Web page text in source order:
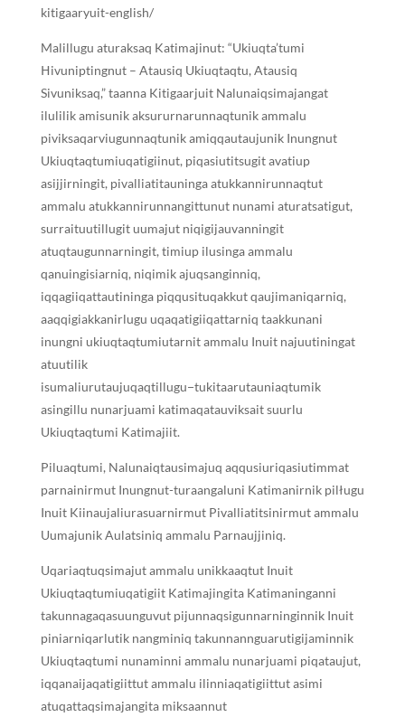
kitigaaryuit-english/
Malillugu aturaksaq Katimajinut: “Ukiuqta’tumi
ᕼivuniptingnut – Atausiq Ukiuqtaqtu, Atausiq
Sivuniksaq,” taanna Kitigaarjuit Nalunaiqsimajangat
ilulilik amisunik aksururnarunnaqtunik ammalu
piviksaqarviugunnaqtunik amiqqautaujunik Inungnut
Ukiuqtaqtumiuqatigiinut, piqasiutitsugit avatiup
asijjirningit, pivalliatitauninga atukkannirunnaqtut
ammalu atukkannirunnangittunut nunami aturatsatigut,
surraituutillugit uumajut niqigijauvanningit
atuqtaugunnarningit, timiup ilusinga ammalu
qanuingisiarniq, niqimik ajuqsanginniq,
iqqagiiqattautininga piqqusituqakkut qaujimaniqarniq,
aaqqigiakkanirlugu uqaqatigiiqattarniq taakkunani
inungni ukiuqtaqtumiutarnit ammalu Inuit najuutiningat
atuutilik
isumaliurutaujuqaqtillugu−tukitaarutauniaqtumik
asingillu nunarjuami katimaqatauviksait suurlu
Ukiuqtaqtumi Katimajiit.
Piluaqtumi, Nalunaiqtausimajuq aqqusiuriqasiutimmat
parnainirmut Inungnut-turaangaluni Katimanirnik pilługu
Inuit Kiinaujaliurasuarnirmut Pivalliatitsinirmut ammalu
Uumajunik Aulatsiniq ammalu Parnaujjiniq.
Uqariaqtuqsimajut ammalu unikkaaqtut Inuit
Ukiuqtaqtumiuqatigiit Katimajingita Katimaninganni
takunnagaqasuunguvut pijunnaqsigunnarninginnik Inuit
piniarniqarlutik nangminiq takunnannguarutigijaminnik
Ukiuqtaqtumi nunaminni ammalu nunarjuami piqataujut,
iqqanaijaqatigiittut ammalu ilinniaqatigiittut asimi
atuqattaqsimajangita miksaannut